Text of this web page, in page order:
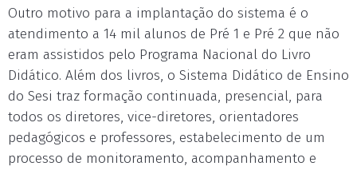
Outro motivo para a implantação do sistema é o
atendimento a 14 mil alunos de Pré 1 e Pré 2 que não
eram assistidos pelo Programa Nacional do Livro
Didático. Além dos livros, o Sistema Didático de Ensino
do Sesi traz formação continuada, presencial, para
todos os diretores, vice-diretores, orientadores
pedagógicos e professores, estabelecimento de um
processo de monitoramento, acompanhamento e